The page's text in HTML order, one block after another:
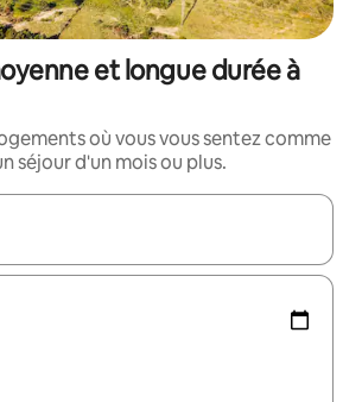
et longue durée à
où vous vous sentez comme
séjour d'un mois ou plus.
s'affichent, utilisez les flèches vers le